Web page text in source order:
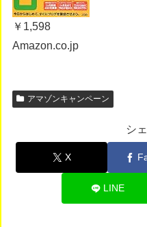
￥1,598
Amazon.co.jp
アマゾンキャンペーン
シ
X
LINE